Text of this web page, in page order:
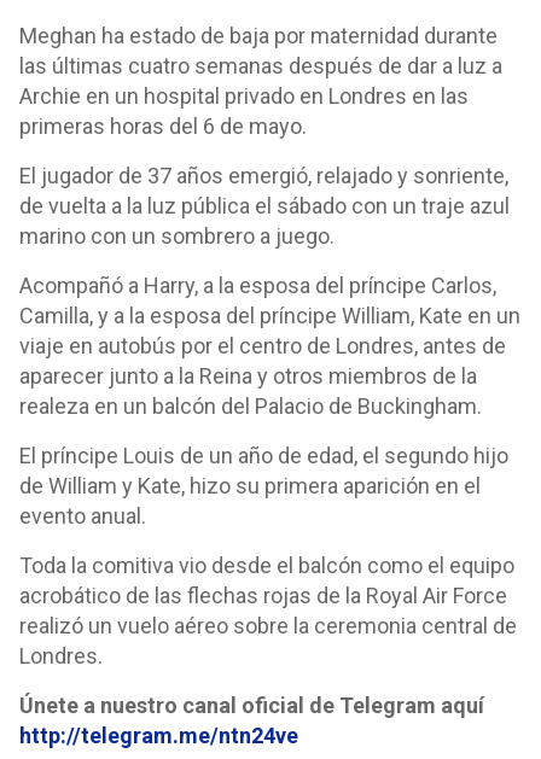
Meghan ha estado de baja por maternidad durante
las últimas cuatro semanas después de dar a luz a
Archie en un hospital privado en Londres en las
primeras horas del 6 de mayo.
El jugador de 37 años emergió, relajado y sonriente,
de vuelta a la luz pública el sábado con un traje azul
marino con un sombrero a juego.
Acompañó a Harry, a la esposa del príncipe Carlos,
Camilla, y a la esposa del príncipe William, Kate en un
viaje en autobús por el centro de Londres, antes de
aparecer junto a la Reina y otros miembros de la
realeza en un balcón del Palacio de Buckingham.
El príncipe Louis de un año de edad, el segundo hijo
de William y Kate, hizo su primera aparición en el
evento anual.
Toda la comitiva vio desde el balcón como el equipo
acrobático de las flechas rojas de la Royal Air Force
realizó un vuelo aéreo sobre la ceremonia central de
Londres.
Únete a nuestro canal oficial de Telegram aquí
http://telegram.me/ntn24ve